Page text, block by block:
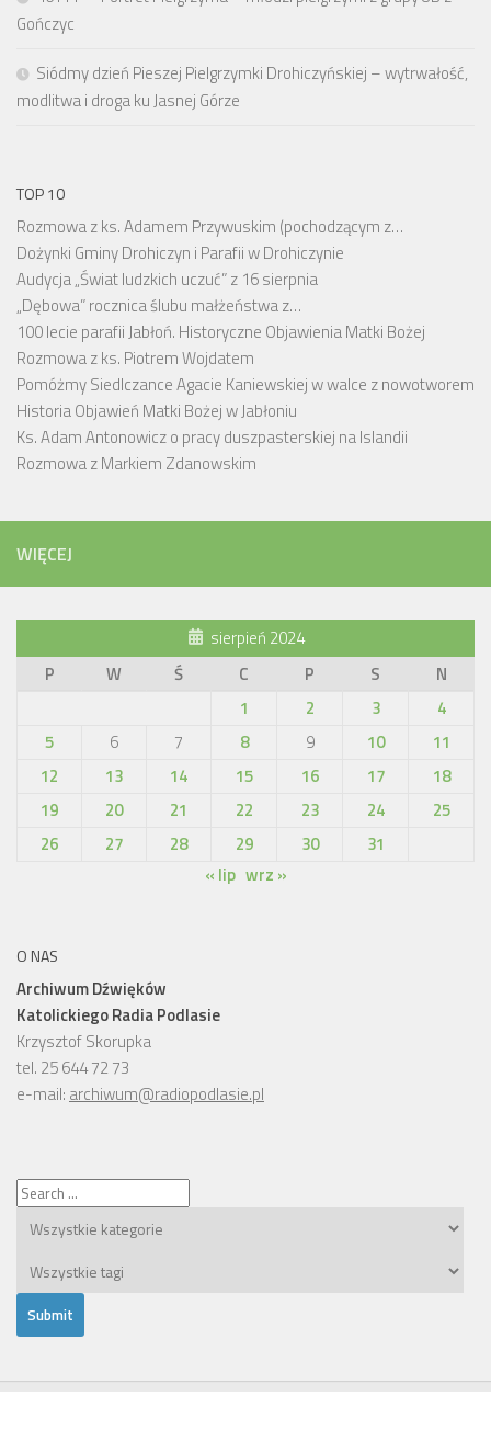
Gończyc
Siódmy dzień Pieszej Pielgrzymki Drohiczyńskiej – wytrwałość,
modlitwa i droga ku Jasnej Górze
TOP 10
Rozmowa z ks. Adamem Przywuskim (pochodzącym z…
Dożynki Gminy Drohiczyn i Parafii w Drohiczynie
Audycja „Świat ludzkich uczuć” z 16 sierpnia
„Dębowa” rocznica ślubu małżeństwa z…
100 lecie parafii Jabłoń. Historyczne Objawienia Matki Bożej
Rozmowa z ks. Piotrem Wojdatem
Pomóżmy Siedlczance Agacie Kaniewskiej w walce z nowotworem
Historia Objawień Matki Bożej w Jabłoniu
Ks. Adam Antonowicz o pracy duszpasterskiej na Islandii
Rozmowa z Markiem Zdanowskim
WIĘCEJ
sierpień 2024
P
W Ś C P S
N
1
2 3
4
5
6 7 8 9 10
11
12
13 14 15 16 17
18
19
20 21 22 23 24
25
26
27 28 29 30
31
« lip wrz »
O NAS
Archiwum Dźwięków
Katolickiego Radia Podlasie
Krzysztof Skorupka
tel. 25 644 72 73
e-mail: archiwum@radiopodlasie.pl